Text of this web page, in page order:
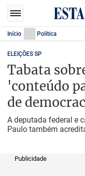
Início Política
ELEIÇÕES SP
Tabata
'conteúdo
de
A deputada federal e
Paulo também
Publicidade